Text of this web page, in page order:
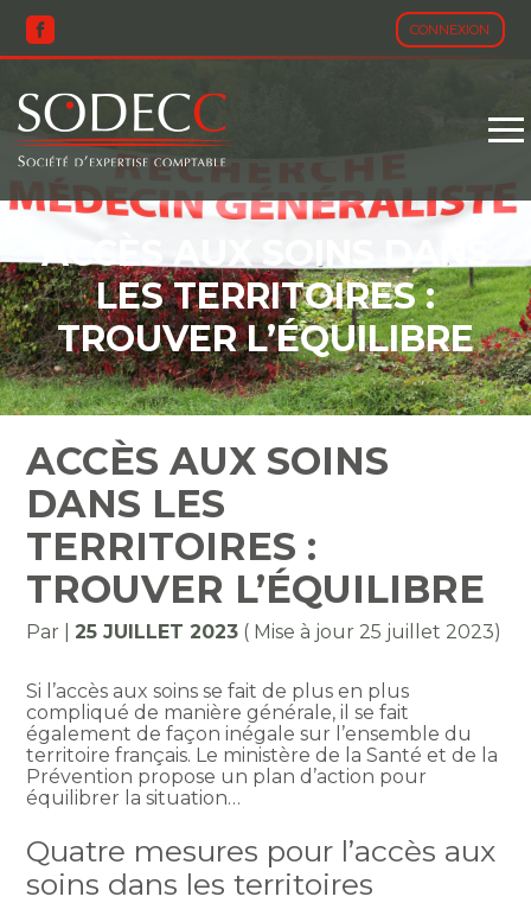
CONNEXION
Aller
au
ACCÈS AUX SOINS DANS
LES TERRITOIRES :
TROUVER L’ÉQUILIBRE
ACCÈS AUX SOINS
DANS LES
TERRITOIRES :
TROUVER L’ÉQUILIBRE
Par |25 JUILLET 2023 ( Mise à jour 25 juillet 2023)
Si l’accès aux soins se fait de plus en plus
compliqué de manière générale, il se fait
également de façon inégale sur l’ensemble du
territoire français. Le ministère de la Santé et de la
Prévention propose un plan d’action pour
équilibrer la situation…
Quatre mesures pour l’accès aux
soins dans les territoires